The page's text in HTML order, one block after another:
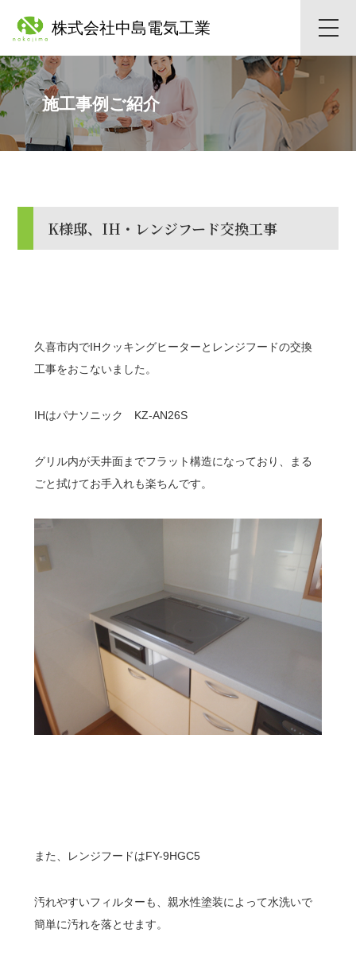
toggle
株式会社中島電気工業
施工事例ご紹介
K様邸、IH・レンジフード交換工事
久喜市内でIHクッキングヒーターとレンジフードの交換
工事をおこないました。
IHはパナソニック KZ-AN26S
グリル内が天井面までフラット構造になっており、まる
ごと拭けてお手入れも楽ちんです。
また、レンジフードはFY-9HGC5
汚れやすいフィルターも、親水性塗装によって水洗いで
簡単に汚れを落とせます。